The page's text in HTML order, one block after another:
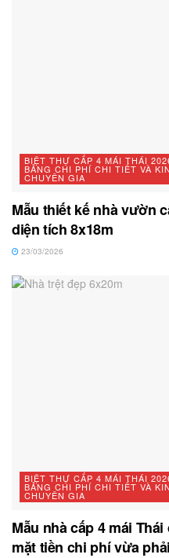
BIỆT THỰ CẤP 4 MÁI THÁI
BẢNG CHI PHÍ CHI TIẾT VÀ
CHUYÊN GIA
Mẫu thiết kế nhà vườn
diện tích 8x18m
23/03/2026
BIỆT THỰ CẤP 4 MÁI THÁI
BẢNG CHI PHÍ CHI TIẾT VÀ
CHUYÊN GIA
Mẫu nhà cấp 4 mái
mặt tiền chi phí vừa phải